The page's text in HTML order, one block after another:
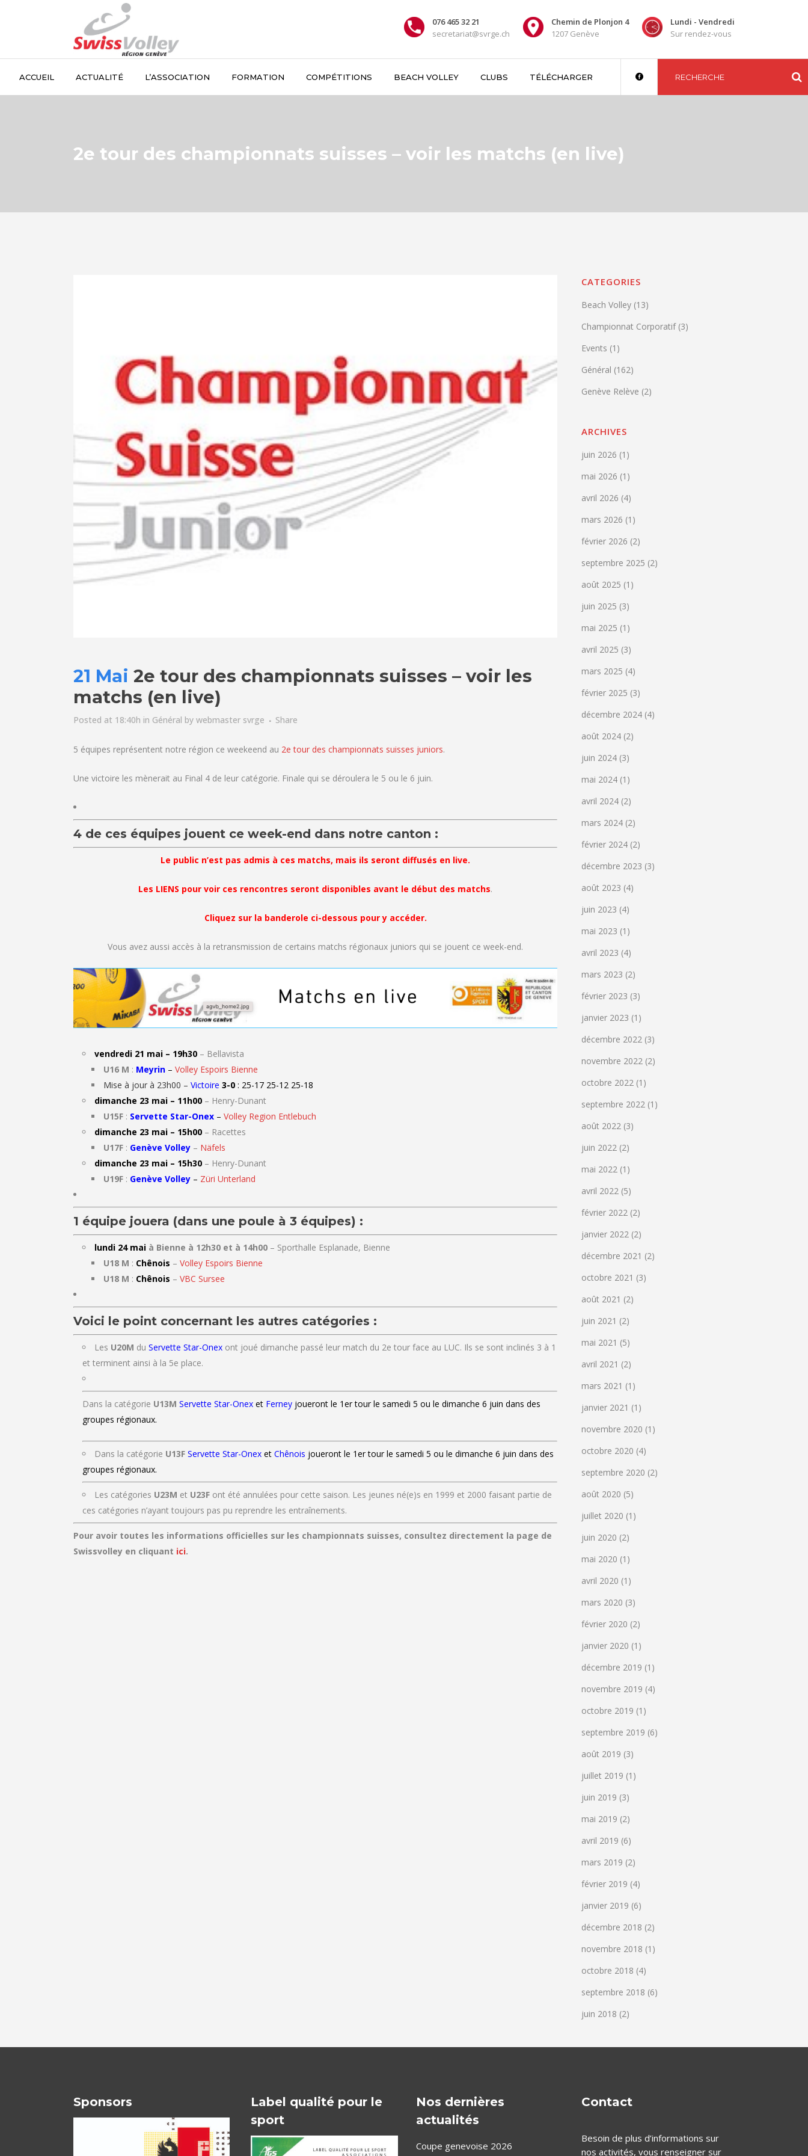
076 465 32 21
secretariat@svrge.ch
Chemin de Plonjon 4
1207 Genève
Lundi - Vendredi
Sur rendez-vous
ACCUEIL ACTUALITÉ L’ASSOCIATION FORMATION COMPÉTITIONS BEACH VOLLEY CLUBS TÉLÉCHARGER
2e tour des championnats suisses – voir les matchs (en live)
21 Mai 2e tour des championnats suisses – voir les
matchs (en live)
Posted at 18:40h in Général by webmaster svrge Share
5 équipes représentent notre région ce weekeend au 2e tour des championnats suisses juniors.
Une victoire les mènerait au Final 4 de leur catégorie. Finale qui se déroulera le 5 ou le 6 juin.
4 de ces équipes jouent ce week-end dans notre canton :
Le public n’est pas admis à ces matchs, mais ils seront diffusés en live.
Les LIENS pour voir ces rencontres seront disponibles avant le début des matchs.
Cliquez sur la banderole ci-dessous pour y accéder.
Vous avez aussi accès à la retransmission de certains matchs régionaux juniors qui se jouent ce week-end.
vendredi 21 mai – 19h30 – Bellavista
U16 M : Meyrin – Volley Espoirs Bienne
Mise à jour à 23h00 – Victoire 3-0 : 25-17 25-12 25-18
dimanche 23 mai – 11h00 – Henry-Dunant
U15F : Servette Star-Onex – Volley Region Entlebuch
dimanche 23 mai – 15h00 – Racettes
U17F : Genève Volley – Näfels
dimanche 23 mai – 15h30 – Henry-Dunant
U19F : Genève Volley – Züri Unterland
1 équipe jouera (dans une poule à 3 équipes) :
lundi 24 mai à Bienne à 12h30 et à 14h00 – Sporthalle Esplanade, Bienne
U18 M : Chênois – Volley Espoirs Bienne
U18 M : Chênois – VBC Sursee
Voici le point concernant les autres catégories :
Les U20M du Servette Star-Onex ont joué dimanche passé leur match du 2e tour face au LUC. Ils se sont inclinés 3 à 1
et terminent ainsi à la 5e place.
Dans la catégorie U13M Servette Star-Onex et Ferney joueront le 1er tour le samedi 5 ou le dimanche 6 juin dans des
groupes régionaux.
Dans la catégorie U13F Servette Star-Onex et Chênois joueront le 1er tour le samedi 5 ou le dimanche 6 juin dans des
groupes régionaux.
Les catégories U23M et U23F ont été annulées pour cette saison. Les jeunes né(e)s en 1999 et 2000 faisant partie de
ces catégories n’ayant toujours pas pu reprendre les entraînements.
Pour avoir toutes les informations officielles sur les championnats suisses, consultez directement la page de
Swissvolley en cliquant ici.
CATEGORIES
Beach Volley (13)
Championnat Corporatif(3)
Events (1)
Général (162)
Genève Relève (2)
ARCHIVES
juin 2026 (1)
mai 2026 (1)
avril 2026 (4)
mars 2026 (1)
février 2026 (2)
septembre 2025 (2)
août 2025 (1)
juin 2025 (3)
mai 2025 (1)
avril 2025 (3)
mars 2025 (4)
février 2025 (3)
décembre 2024 (4)
août 2024 (2)
juin 2024 (3)
mai 2024 (1)
avril 2024 (2)
mars 2024 (2)
février 2024 (2)
décembre 2023 (3)
août 2023 (4)
juin 2023 (4)
mai 2023 (1)
avril 2023 (4)
mars 2023 (2)
février 2023 (3)
janvier 2023 (1)
décembre 2022 (3)
novembre 2022 (2)
octobre 2022 (1)
septembre 2022 (1)
août 2022 (3)
juin 2022 (2)
mai 2022 (1)
avril 2022 (5)
février 2022 (2)
janvier 2022 (2)
décembre 2021 (2)
octobre 2021 (3)
août 2021 (2)
juin 2021 (2)
mai 2021 (5)
avril 2021 (2)
mars 2021 (1)
janvier 2021 (1)
novembre 2020 (1)
octobre 2020 (4)
septembre 2020 (2)
août 2020 (5)
juillet 2020 (1)
juin 2020 (2)
mai 2020 (1)
avril 2020 (1)
mars 2020 (3)
février 2020 (2)
janvier 2020 (1)
décembre 2019 (1)
novembre 2019 (4)
octobre 2019 (1)
septembre 2019 (6)
août 2019 (3)
juillet 2019 (1)
juin 2019 (3)
mai 2019 (2)
avril 2019 (6)
mars 2019 (2)
février 2019 (4)
janvier 2019 (6)
décembre 2018 (2)
novembre 2018 (1)
octobre 2018 (4)
septembre 2018 (6)
juin 2018 (2)
Sponsors
Label qualité pour le
sport
Nos dernières
actualités
Coupe genevoise 2026
Contact
Besoin de plus d’informations sur
nos activités, vous renseigner sur